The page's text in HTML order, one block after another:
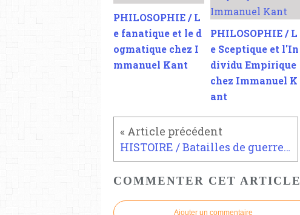
PHILOSOPHIE / L
e fanatique et le d
ogmatique chez I
mmanuel Kant
PHILOSOPHIE / L
e Sceptique et l'In
dividu Empirique
chez Immanuel K
ant
HISTOIRE / Batailles de guerre d'Ukraine
COMMENTER CET ARTICLE
Ajouter un commentaire